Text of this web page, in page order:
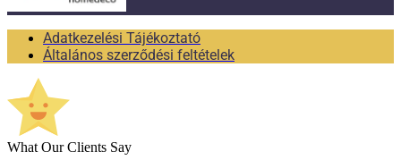
Adatkezelési Tájékoztató
Általános szerződési feltételek
What Our Clients Say